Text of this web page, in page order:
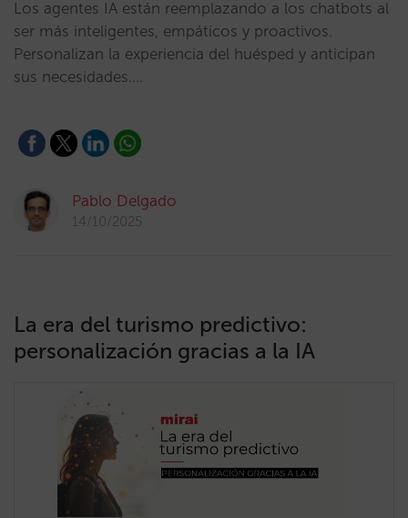
Los agentes IA están reemplazando a los chatbots al
ser más inteligentes, empáticos y proactivos.
Personalizan la experiencia del huésped y anticipan
sus necesidades.…
Pablo Delgado
14/10/2025
La era del turismo predictivo:
personalización gracias a la IA